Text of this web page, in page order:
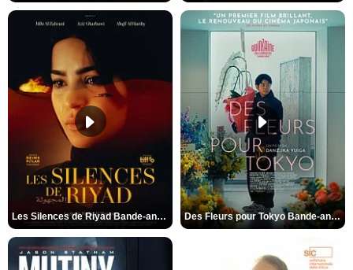
Les Silences de Riyad Bande-annonce VO STFR Des Fleurs pour Tokyo Bande-annonce VO STFR